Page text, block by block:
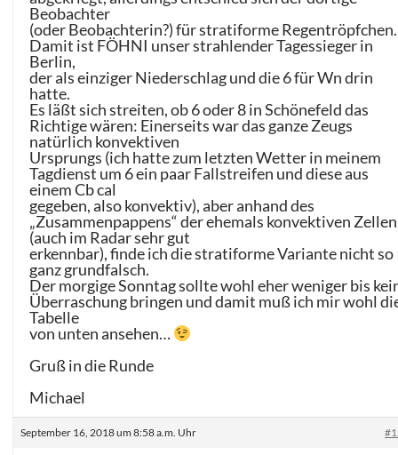
Beobachter
(oder Beobachterin?) für stratiforme Regentröpfchen.
Damit ist FÖHNI unser strahlender Tagessieger in
Berlin,
der als einziger Niederschlag und die 6 für Wn drin
hatte.
Es läßt sich streiten, ob 6 oder 8 in Schönefeld das
Richtige wären: Einerseits war das ganze Zeugs
natürlich konvektiven
Ursprungs (ich hatte zum letzten Wetter in meinem
Tagdienst um 6 ein paar Fallstreifen und diese aus
einem Cb cal
gegeben, also konvektiv), aber anhand des
„Zusammenpappens“ der ehemals konvektiven Zellen
(auch im Radar sehr gut
erkennbar), finde ich die stratiforme Variante nicht so
ganz grundfalsch.
Der morgige Sonntag sollte wohl eher weniger bis
Überraschung bringen und damit muß ich mir wohl
Tabelle
von unten ansehen…
Gruß in die Runde
Michael
September 16, 2018 um 8:58 a.m. Uhr